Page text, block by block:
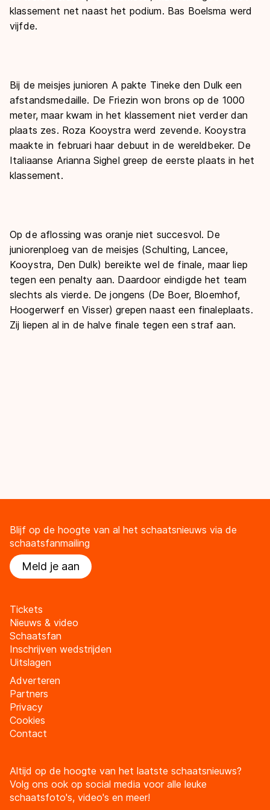
klassement net naast het podium. Bas Boelsma werd
vijfde.
Bij de meisjes junioren A pakte Tineke den Dulk een
afstandsmedaille. De Friezin won brons op de 1000
meter, maar kwam in het klassement niet verder dan
plaats zes. Roza Kooystra werd zevende. Kooystra
maakte in februari haar debuut in de wereldbeker. De
Italiaanse Arianna Sighel greep de eerste plaats in het
klassement.
Op de aflossing was oranje niet succesvol. De
juniorenploeg van de meisjes (Schulting, Lancee,
Kooystra, Den Dulk) bereikte wel de finale, maar liep
tegen een penalty aan. Daardoor eindigde het team
slechts als vierde. De jongens (De Boer, Bloemhof,
Hoogerwerf en Visser) grepen naast een finaleplaats.
Zij liepen al in de halve finale tegen een straf aan.
Blijf op de hoogte van al het schaatsnieuws via de
schaatsfanmailing
Meld je aan
Tickets
Nieuws & video
Schaatsfan
Inschrijven wedstrijden
Uitslagen
Adverteren
Partners
Privacy
Cookies
Contact
Altijd op de hoogte van het laatste schaatsnieuws?
Volg ons ook op social media voor alle leuke
schaatsfoto's, video's en meer!